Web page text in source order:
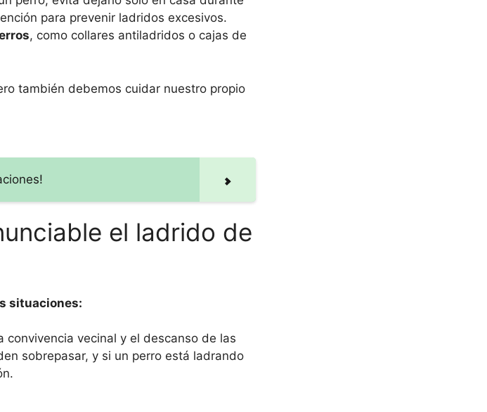
para prevenir ladridos excesivos.
, como collares antiladridos o cajas de
también debemos cuidar nuestro propio
el ladrido de
situaciones:
vecinal y el descanso de las
sobrepasar, y si un perro está ladrando